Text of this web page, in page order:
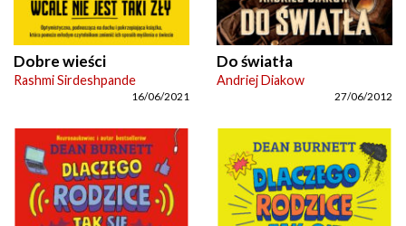
Dobre wieści
Rashmi Sirdeshpande
16/06/2021
Do światła
Andriej Diakow
27/06/2012